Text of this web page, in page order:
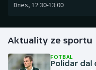
Curling
Dostihy
Dnes, 12:30-13:00
Aktuality ze sportu
FOTBAL
Polidar dal